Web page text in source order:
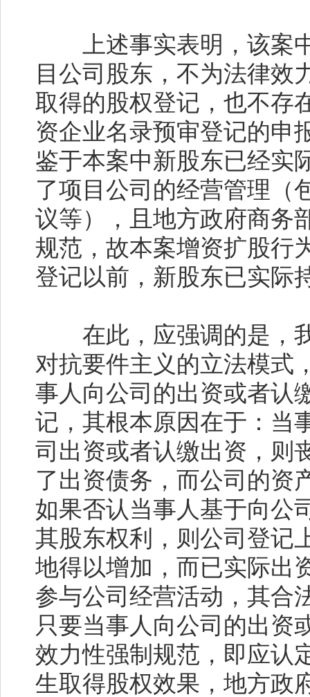
上述事实表明，该案中
目公司股东，不为法律效
取得的股权登记，也不存
资企业名录预审登记的申
鉴于本案中新股东已经实
了项目公司的经营管理（
议等），且地方政府商务
规范，故本案增资扩股行
登记以前，新股东已实际
在此，应强调的是，我
对抗要件主义的立法模式
事人向公司的出资或者认
记，其根本原因在于：当
司出资或者认缴出资，则
了出资债务，而公司的资
如果否认当事人基于向公
其股东权利，则公司登记
地得以增加，而已实际出
参与公司经营活动，其合
只要当事人向公司的出资
效力性强制规范，即应认
生取得股权效果，地方政